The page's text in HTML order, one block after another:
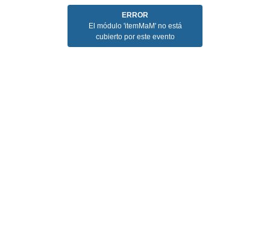
ERROR
El módulo 'itemMaM' no está
cubierto por este evento